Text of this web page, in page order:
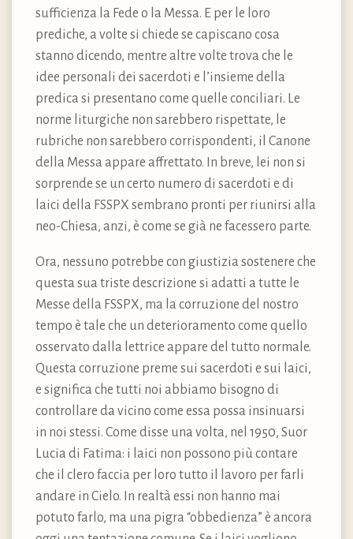
sufficienza la Fede o la Messa. E per le loro
prediche, a volte si chiede se capiscano cosa
stanno dicendo, mentre altre volte trova che le
idee personali dei sacerdoti e l’insieme della
predica si presentano come quelle conciliari. Le
norme liturgiche non sarebbero rispettate, le
rubriche non sarebbero corrispondenti, il Canone
della Messa appare affrettato. In breve, lei non si
sorprende se un certo numero di sacerdoti e di
laici della FSSPX sembrano pronti per riunirsi alla
neo-Chiesa, anzi, è come se già ne facessero parte.
Ora, nessuno potrebbe con giustizia sostenere che
questa sua triste descrizione si adatti a tutte le
Messe della FSSPX, ma la corruzione del nostro
tempo è tale che un deterioramento come quello
osservato dalla lettrice appare del tutto normale.
Questa corruzione preme sui sacerdoti e sui laici,
e significa che tutti noi abbiamo bisogno di
controllare da vicino come essa possa insinuarsi
in noi stessi. Come disse una volta, nel 1950, Suor
Lucia di Fatima: i laici non possono più contare
che il clero faccia per loro tutto il lavoro per farli
andare in Cielo. In realtà essi non hanno mai
potuto farlo, ma una pigra “obbedienza” è ancora